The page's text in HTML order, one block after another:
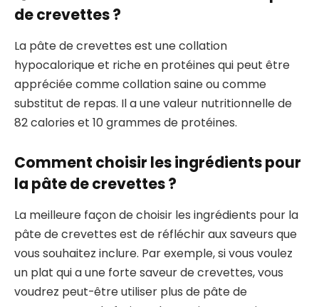
de crevettes ?
La pâte de crevettes est une collation
hypocalorique et riche en protéines qui peut être
appréciée comme collation saine ou comme
substitut de repas. Il a une valeur nutritionnelle de
82 calories et 10 grammes de protéines.
Comment choisir les ingrédients pour
la pâte de crevettes ?
La meilleure façon de choisir les ingrédients pour la
pâte de crevettes est de réfléchir aux saveurs que
vous souhaitez inclure. Par exemple, si vous voulez
un plat qui a une forte saveur de crevettes, vous
voudrez peut-être utiliser plus de pâte de